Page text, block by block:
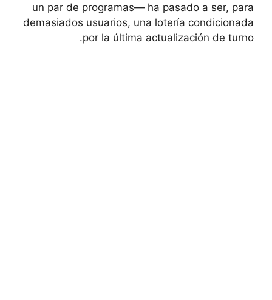
un par de programas— ha pasado a ser, para
demasiados usuarios, una lotería condicionada
por la última actualización de turno.